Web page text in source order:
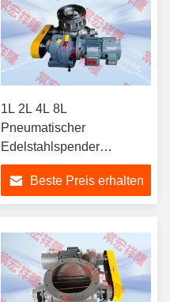
1L 2L 4L 8L
Pneumatischer
Edelstahlspender
Rotations-Zuführventil
Beste Preis erhalten